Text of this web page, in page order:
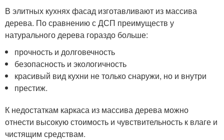
В элитных кухнях фасад изготавливают из массива
дерева. По сравнению с ДСП преимуществ у
натурального дерева гораздо больше:
прочность и долговечность
безопасность и экологичность
красивый вид кухни не только снаружи, но и внутри
престиж.
К недостаткам каркаса из массива дерева можно
отнести высокую стоимость и чувствительность к влаге и
чистящим средствам.